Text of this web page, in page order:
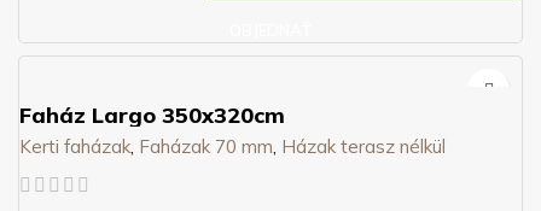
Faház Largo 350x320cm
Kerti faházak, Faházak 70 mm, Házak terasz nélkül